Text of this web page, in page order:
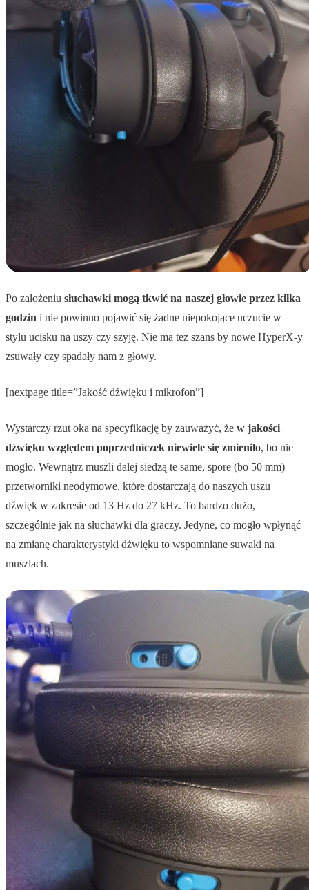
Po założeniu słuchawki mogą tkwić na naszej głowie przez kilka
godzin i nie powinno pojawić się żadne niepokojące uczucie w
stylu ucisku na uszy czy szyję. Nie ma też szans by nowe HyperX-y
zsuwały czy spadały nam z głowy.
[nextpage title=”Jakość dźwięku i mikrofon”]
Wystarczy rzut oka na specyfikację by zauważyć, że w jakości
dźwięku względem poprzedniczek niewiele się zmieniło, bo nie
mogło. Wewnątrz muszli dalej siedzą te same, spore (bo 50 mm)
przetworniki neodymowe, które dostarczają do naszych uszu
dźwięk w zakresie od 13 Hz do 27 kHz. To bardzo dużo,
szczególnie jak na słuchawki dla graczy. Jedyne, co mogło wpłynąć
na zmianę charakterystyki dźwięku to wspomniane suwaki na
muszlach.